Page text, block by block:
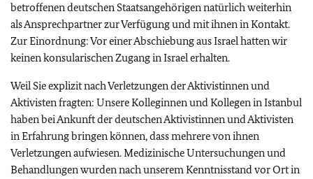
betroffenen deutschen Staatsangehörigen natürlich weiterhin
als Ansprechpartner zur Verfügung und mit ihnen in Kontakt.
Zur Einordnung: Vor einer Abschiebung aus Israel hatten wir
keinen konsularischen Zugang in Israel erhalten.
Weil Sie explizit nach Verletzungen der Aktivistinnen und
Aktivisten fragten: Unsere Kolleginnen und Kollegen in Istanbul
haben bei Ankunft der deutschen Aktivistinnen und Aktivisten
in Erfahrung bringen können, dass mehrere von ihnen
Verletzungen aufwiesen. Medizinische Untersuchungen und
Behandlungen wurden nach unserem Kenntnisstand vor Ort in